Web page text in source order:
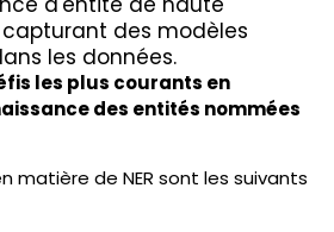
des modèles
les données.
les plus courants en
des entités nommées
matière de NER sont les suivants